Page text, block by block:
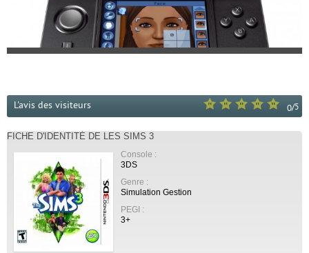
0/5
L'avis des visiteurs
FICHE D'IDENTITÉ DE LES SIMS 3
Console :
3DS
Genre :
Simulation Gestion
PEGI :
3+